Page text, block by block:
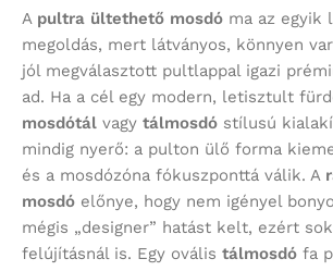
A pultra ültethető mosdó ma az egyik
megoldás, mert látványos, könnyen
jól megválasztott pultlappal igazi
ad. Ha a cél egy modern, letisztult
mosdótál vagy tálmosdó stílusú
mindig nyerő: a pulton ülő forma
és a mosdózóna fókuszponttá válik. A
mosdó előnye, hogy nem igényel
mégis „designer” hatást kelt, ezért
felújításnál is. Egy ovális tálmosdó fa